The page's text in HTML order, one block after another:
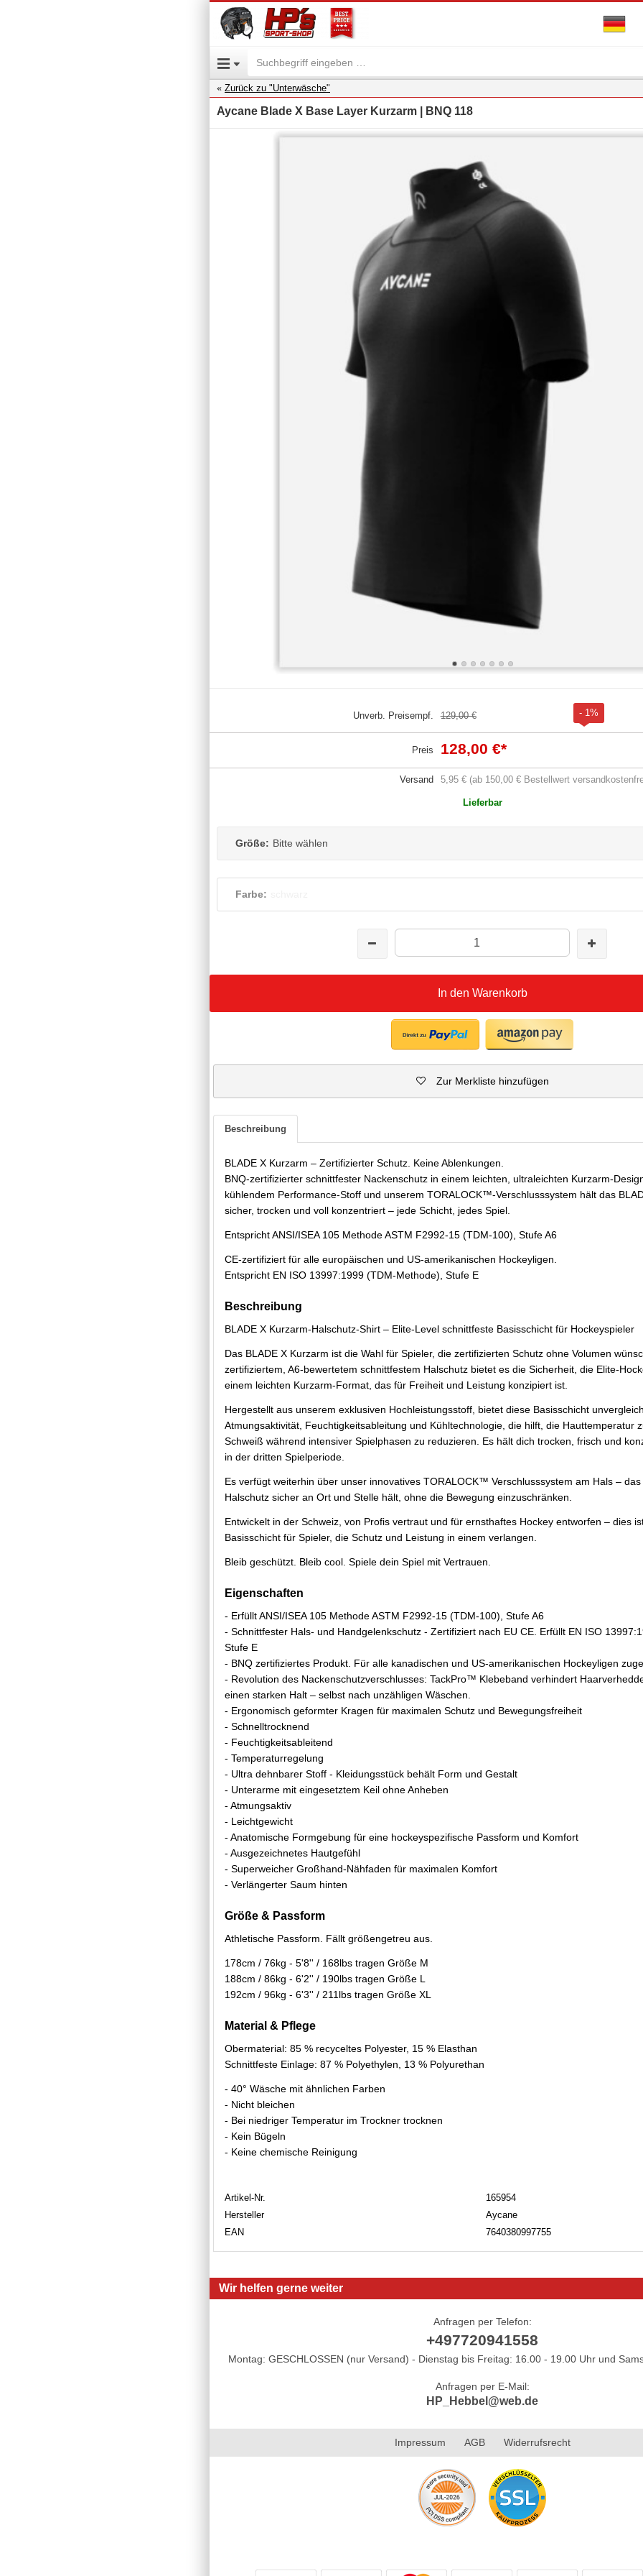
Zurück zu "Unterwäsche"
Aycane Blade X Base Layer Kurzarm | BNQ 118
Unverb. Preisempf. 129,00 € - 1%
Preis 128,00 €*
Versand 5,95 € (ab 150,00 € Bestellwert
Lieferbar
Größe: Bitte wählen
Farbe:
In den Warenkorb
Zur Merkliste hinzufügen
Beschreibung
BLADE X Kurzarm – Zertifizierter Schutz. Keine Ablenkungen.
BNQ-zertifizierter schnittfester Nackenschutz in einem leichten, ultraleichten Kurzarm-
kühlendem Performance-Stoff und unserem TORALOCK™-Verschlusssystem hält das
sicher, trocken und voll konzentriert – jede Schicht, jedes Spiel.
Entspricht ANSI/ISEA 105 Methode ASTM F2992-15 (TDM-100), Stufe A6
CE-zertifiziert für alle europäischen und US-amerikanischen Hockeyligen.
Entspricht EN ISO 13997:1999 (TDM-Methode), Stufe E
Beschreibung
BLADE X Kurzarm-Halschutz-Shirt – Elite-Level schnittfeste Basisschicht für Hockeyspieler
Das BLADE X Kurzarm ist die Wahl für Spieler, die zertifizierten Schutz ohne Volumen
zertifiziertem, A6-bewertetem schnittfestem Halschutz bietet es die Sicherheit, die Elite-
einem leichten Kurzarm-Format, das für Freiheit und Leistung konzipiert ist.
Hergestellt aus unserem exklusiven Hochleistungsstoff, bietet diese Basisschicht
Atmungsaktivität, Feuchtigkeitsableitung und Kühltechnologie, die hilft, die Hauttemperatur
Schweiß während intensiver Spielphasen zu reduzieren. Es hält dich trocken, frisch und
in der dritten Spielperiode.
Es verfügt weiterhin über unser innovatives TORALOCK™ Verschlusssystem am Hals –
Halschutz sicher an Ort und Stelle hält, ohne die Bewegung einzuschränken.
Entwickelt in der Schweiz, von Profis vertraut und für ernsthaftes Hockey entworfen – dies
Basisschicht für Spieler, die Schutz und Leistung in einem verlangen.
Bleib geschützt. Bleib cool. Spiele dein Spiel mit Vertrauen.
Eigenschaften
- Erfüllt ANSI/ISEA 105 Methode ASTM F2992-15 (TDM-100), Stufe A6
- Schnittfester Hals- und Handgelenkschutz - Zertifiziert nach EU CE. Erfüllt EN ISO
Stufe E
- BNQ zertifiziertes Produkt. Für alle kanadischen und US-amerikanischen Hockeyligen
- Revolution des Nackenschutzverschlusses: TackPro™ Klebeband verhindert
einen starken Halt – selbst nach unzähligen Wäschen.
- Ergonomisch geformter Kragen für maximalen Schutz und Bewegungsfreiheit
- Schnelltrocknend
- Feuchtigkeitsableitend
- Temperaturregelung
- Ultra dehnbarer Stoff - Kleidungsstück behält Form und Gestalt
- Unterarme mit eingesetztem Keil ohne Anheben
- Atmungsaktiv
- Leichtgewicht
- Anatomische Formgebung für eine hockeyspezifische Passform und Komfort
- Ausgezeichnetes Hautgefühl
- Superweicher Großhand-Nähfaden für maximalen Komfort
- Verlängerter Saum hinten
Größe & Passform
Athletische Passform. Fällt größengetreu aus.
178cm / 76kg - 5'8'' / 168lbs tragen Größe M
188cm / 86kg - 6'2'' / 190lbs tragen Größe L
192cm / 96kg - 6'3'' / 211lbs tragen Größe XL
Material & Pflege
Obermaterial: 85 % recyceltes Polyester, 15 % Elasthan
Schnittfeste Einlage: 87 % Polyethylen, 13 % Polyurethan
- 40° Wäsche mit ähnlichen Farben
- Nicht bleichen
- Bei niedriger Temperatur im Trockner trocknen
- Kein Bügeln
- Keine chemische Reinigung
Artikel-Nr.
165954
Hersteller
Aycane
EAN
7640380997755
Wir helfen gerne weiter
Anfragen per Telefon:
+497720941558
Montag: GESCHLOSSEN (nur Versand) - Dienstag bis Freitag: 16.00 - 19.00 Uhr und
Anfragen per E-Mail:
HP_Hebbel@web.de
Impressum AGB Widerrufsrecht